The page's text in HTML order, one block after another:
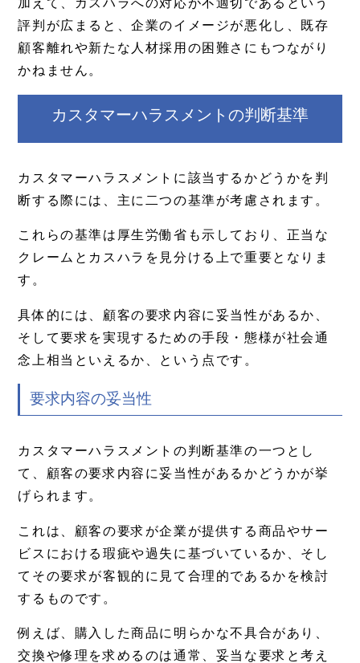
加えて、カスハラへの対応が不適切であるという
評判が広まると、企業のイメージが悪化し、既存
顧客離れや新たな人材採用の困難さにもつながり
かねません。
カスタマーハラスメントの判断基準
カスタマーハラスメントに該当するかどうかを判
断する際には、主に二つの基準が考慮されます。
これらの基準は厚生労働省も示しており、正当な
クレームとカスハラを見分ける上で重要となりま
す。
具体的には、顧客の要求内容に妥当性があるか、
そして要求を実現するための手段・態様が社会通
念上相当といえるか、という点です。
要求内容の妥当性
カスタマーハラスメントの判断基準の一つとし
て、顧客の要求内容に妥当性があるかどうかが挙
げられます。
これは、顧客の要求が企業が提供する商品やサー
ビスにおける瑕疵や過失に基づいているか、そし
てその要求が客観的に見て合理的であるかを検討
するものです。
例えば、購入した商品に明らかな不具合があり、
交換や修理を求めるのは通常、妥当な要求と考え